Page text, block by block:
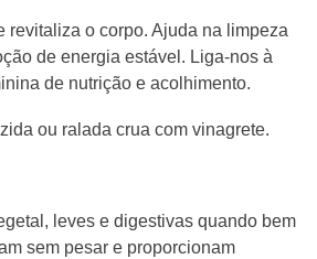
revitaliza o corpo. Ajuda na limpeza
de energia estável. Liga-nos à
de nutrição e acolhimento.
ou ralada crua com vinagrete.
leves e digestivas quando bem
sem pesar e proporcionam